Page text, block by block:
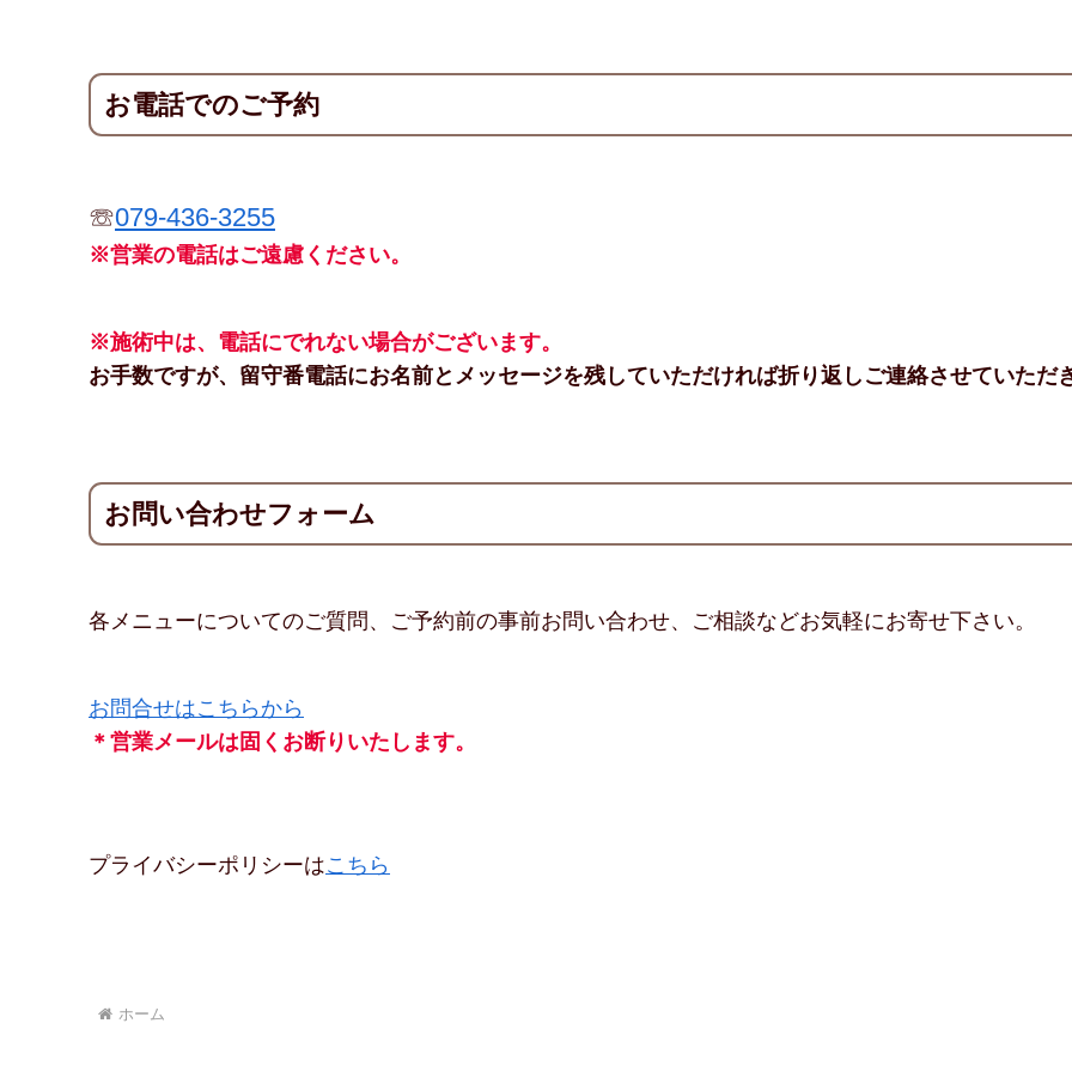
お電話でのご予約
☏079-436-3255
※営業の電話はご遠慮ください。
※施術中は、電話にでれない場合がございます。
お手数ですが、留守番電話にお名前とメッセージを残していただければ折り返しご連絡させていただ
お問い合わせフォーム
各メニューについてのご質問、ご予約前の事前お問い合わせ、ご相談などお気軽にお寄せ下さい。
お問合せはこちらから
＊営業メールは固くお断りいたします。
プライバシーポリシーはこちら
ホーム